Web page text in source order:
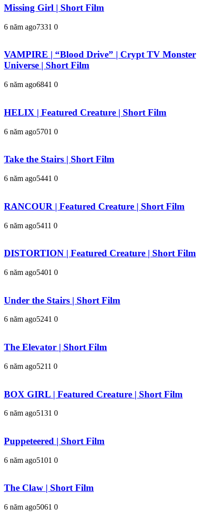
Missing Girl | Short Film
6 năm ago7331 0
VAMPIRE | “Blood Drive” | Crypt TV Monster
Universe | Short Film
6 năm ago6841 0
HELIX | Featured Creature | Short Film
6 năm ago5701 0
Take the Stairs | Short Film
6 năm ago5441 0
RANCOUR | Featured Creature | Short Film
6 năm ago5411 0
DISTORTION | Featured Creature | Short Film
6 năm ago5401 0
Under the Stairs | Short Film
6 năm ago5241 0
The Elevator | Short Film
6 năm ago5211 0
BOX GIRL | Featured Creature | Short Film
6 năm ago5131 0
Puppeteered | Short Film
6 năm ago5101 0
The Claw | Short Film
6 năm ago5061 0